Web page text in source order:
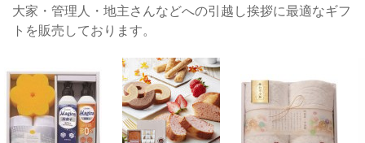
大家・管理人・地主さんなどへの引越し挨拶に最適なギフ
トを販売しております。